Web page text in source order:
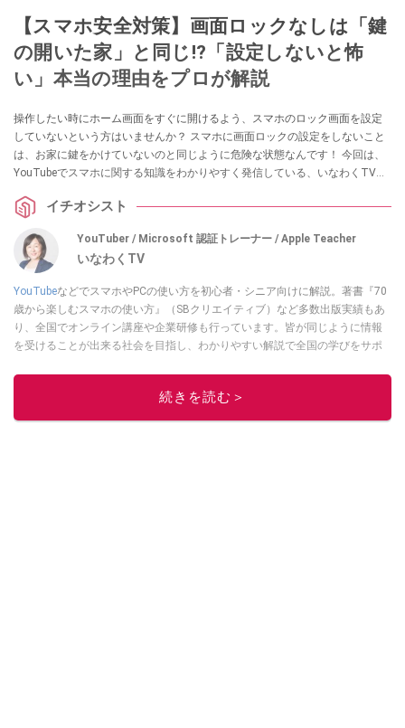
【スマホ安全対策】画面ロックなしは「鍵
の開いた家」と同じ!?「設定しないと怖
い」本当の理由をプロが解説
操作したい時にホーム画面をすぐに開けるよう、スマホのロック画面を設定
していないという方はいませんか？ スマホに画面ロックの設定をしないこと
は、お家に鍵をかけていないのと同じように危険な状態なんです！ 今回は、
YouTubeでスマホに関する知識をわかりやすく発信している、いなわくTVの
対策「パスキー」を利用するための設定について解説します。気になる方
イチオシスト
YouTuber / Microsoft 認証トレーナー / Apple Teacher
いなわくTV
YouTubeなどでスマホやPCの使い方を初心者・シニア向けに解説。著書『70
歳から楽しむスマホの使い方』（SBクリエイティブ）など多数出版実績もあ
り、全国でオンライン講座や企業研修も行っています。皆が同じように情報
を受けることが出来る社会を目指し、わかりやすい解説で全国の学びをサポ
このイチオシストの他の記事を読む
続きを読む＞